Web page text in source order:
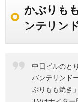
かぶりも
ンテリン
中日ビルのと
バンテリンド
ぶりもも焼き